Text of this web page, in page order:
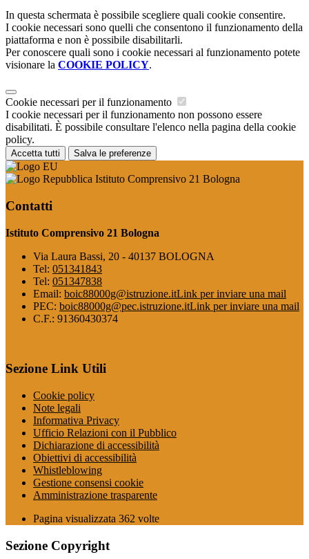
In questa schermata è possibile scegliere quali cookie consentire.
I cookie necessari sono quelli che consentono il funzionamento della
piattaforma e non è possibile disabilitarli.
Per conoscere quali sono i cookie necessari al funzionamento potete
visionare la COOKIE POLICY.
Cookie necessari per il funzionamento
I cookie necessari per il funzionamento non possono essere
disabilitati. È possibile consultare l'elenco nella pagina della cookie
policy.
Accetta tutti Salva le preferenze
Istituto Comprensivo 21 Bologna
Contatti
Istituto Comprensivo 21 Bologna
Via Laura Bassi, 20 - 40137 BOLOGNA
Tel: 051341843
Tel: 051347838
Email: boic88000g@istruzione.itLink per inviare una mail
PEC: boic88000g@pec.istruzione.itLink per inviare una mail
C.F.: 91360430374
Sezione Link Utili
Cookie policy
Note legali
Informativa Privacy
Ufficio Relazioni con il Pubblico
Dichiarazione di accessibilità
Obiettivi di accessibilità
Whistleblowing
Gestione consensi cookie
Amministrazione trasparente
Pagina visualizzata 362 volte
Sezione Copyright